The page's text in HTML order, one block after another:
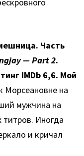
Часть
— Part 2.
IMDb 6,6. Мой
Морсеановне на
мужчина на
титров. Иногда
и кричал